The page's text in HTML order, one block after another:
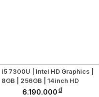
i5 7300U | Intel HD Graphics |
8GB | 256GB | 14inch HD
6.190.000 đ